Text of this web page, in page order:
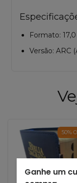
Formato:
Versão: ARC
50%
Ganhe um